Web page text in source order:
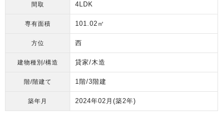
間取 4LDK
専有面積 101.02㎡
方位 西
建物種別/構造 貸家/木造
階/階建て 1階/3階建
築年月 2024年02月 (築2年)